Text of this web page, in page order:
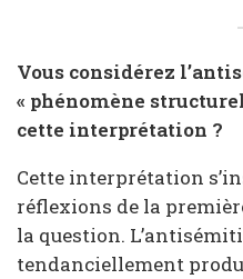
Vous considérez
« phénomène
cette interprétation ?
Cette interprétation
réflexions de la
la question.
tendanciellement